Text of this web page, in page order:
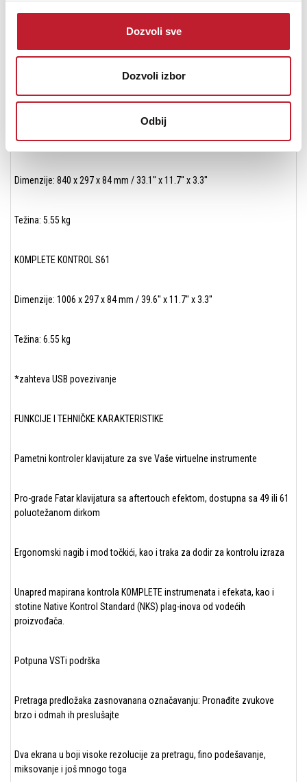
Dozvoli sve
Dozvoli izbor
Odbij
Drajver (potreban samo u slučaju Windows), vodič za setap i
dokumentacija su dostupni za preuzimanje.
TEHNIČKE KARAKTERISTIKE HARDVERA
KOMPLETE KONTROL S49
Dimenzije: 840 x 297 x 84 mm / 33.1'' x 11.7'' x 3.3''
Težina: 5.55 kg
KOMPLETE KONTROL S61
Dimenzije: 1006 x 297 x 84 mm / 39.6'' x 11.7'' x 3.3''
Težina: 6.55 kg
*zahteva USB povezivanje
FUNKCIJE I TEHNIČKE KARAKTERISTIKE
Pametni kontroler klavijature za sve Vaše virtuelne instrumente
Pro-grade Fatar klavijatura sa aftertouch efektom, dostupna sa 49 ili 61
poluotežanom dirkom
Ergonomski nagib i mod točkići, kao i traka za dodir za kontrolu izraza
Unapred mapirana kontrola KOMPLETE instrumenata i efekata, kao i
stotine Native Kontrol Standard (NKS) plag-inova od vodećih
proizvođača.
Potpuna VSTi podrška
Pretraga predložaka zasnovanana označavanju: Pronađite zvukove
brzo i odmah ih preslušajte
Dva ekrana u boji visoke rezolucije za pretragu, fino podešavanje,
miksovanje i još mnogo toga